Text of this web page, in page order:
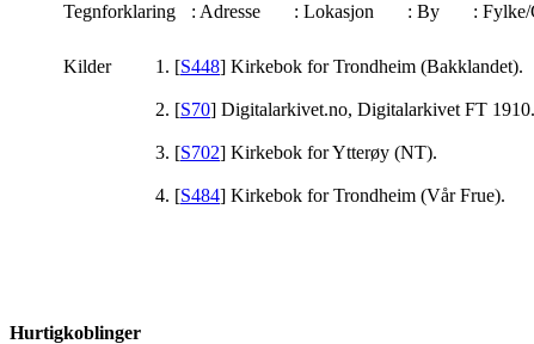
Tegnforklaring
: Adresse : Lokasjon : By :
Kilder [S448] Kirkebok for Trondheim (Bakklandet).
[S70] Digitalarkivet.no, Digitalarkivet FT 1910.
[S702] Kirkebok for Ytterøy (NT).
[S484] Kirkebok for Trondheim (Vår Frue).
Hurtigkoblinger